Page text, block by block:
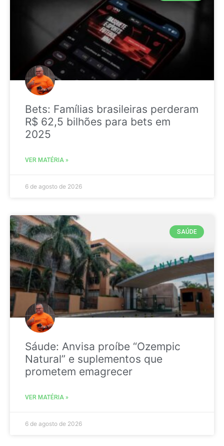
Bets: Famílias brasileiras perderam
R$ 62,5 bilhões para bets em
2025
VER MATÉRIA »
6 de agosto de 2026
SAÚDE
Sáude: Anvisa proíbe “Ozempic
Natural” e suplementos que
prometem emagrecer
VER MATÉRIA »
6 de agosto de 2026